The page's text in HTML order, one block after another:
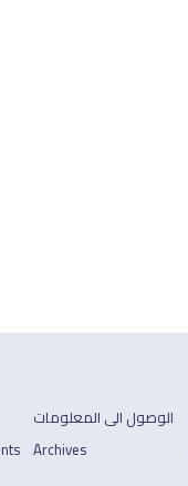
الوصول الى المعلومات
Archives